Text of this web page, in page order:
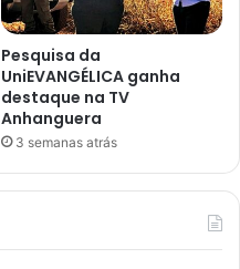
Pesquisa da
UniEVANGÉLICA ganha
destaque na TV
Anhanguera
3 semanas atrás